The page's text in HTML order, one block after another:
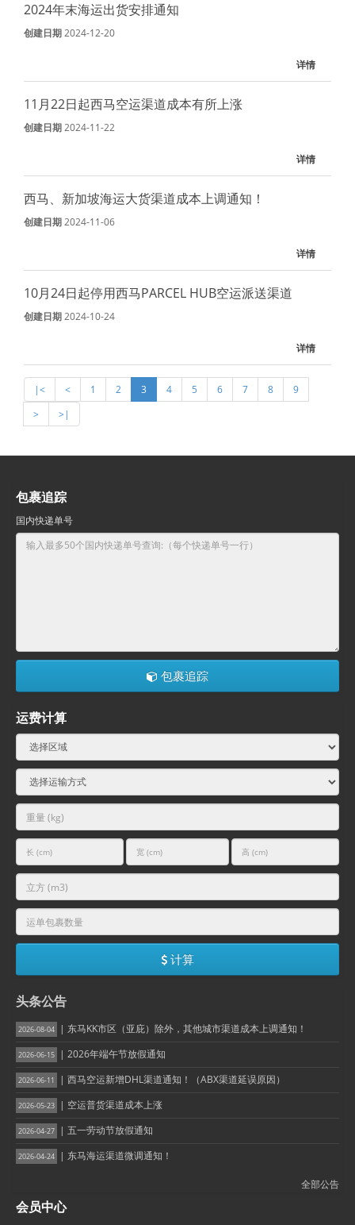
2024年末海运出货安排通知
创建日期2024-12-20
详情
11月22日起西马空运渠道成本有所上涨
创建日期2024-11-22
详情
西马、新加坡海运大货渠道成本上调通知！
创建日期2024-11-06
详情
10月24日起停用西马PARCEL HUB空运派送渠道
创建日期2024-10-24
详情
|< < 1 2 3 4 5 6 7 8
9
>
>|
包裹追踪
国内快递单号
包裹追踪
运费计算
计算
头条公告
2026-08-04 | 东马KK市区（亚庇）除外，其他城市渠道成本上调通知！
2026-06-15 | 2026年端午节放假通知
2026-06-11 | 西马空运新增DHL渠道通知！（ABX渠道延误原因）
2026-05-23 | 空运普货渠道成本上涨
2026-04-27 | 五一劳动节放假通知
2026-04-24 | 东马海运渠道微调通知！
全部公告
会员中心